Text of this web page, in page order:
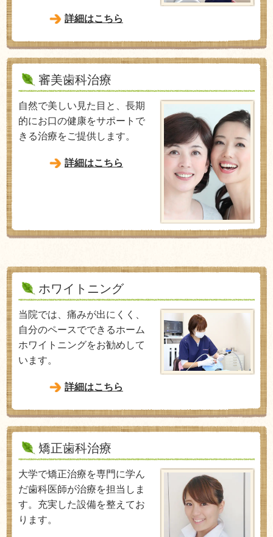
詳細はこちら
審美歯科治療
自然で美しい見た目と、長期
的にお口の健康をサポートで
きる治療をご提供します。
詳細はこちら
ホワイトニング
当院では、痛みが出にくく、
自分のペースでできるホーム
ホワイトニングをお勧めして
います。
詳細はこちら
矯正歯科治療
大学で矯正治療を専門に学ん
だ歯科医師が治療を担当しま
す。充実した設備を整えてお
ります。